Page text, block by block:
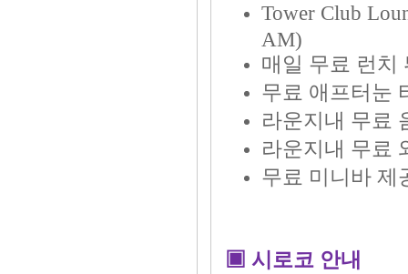
Tower Club
AM)
매일 무료 런치
무료 애프터눈
라운지내 무료
라운지내 무료
무료 미니바 제
▣ 시로코 안내